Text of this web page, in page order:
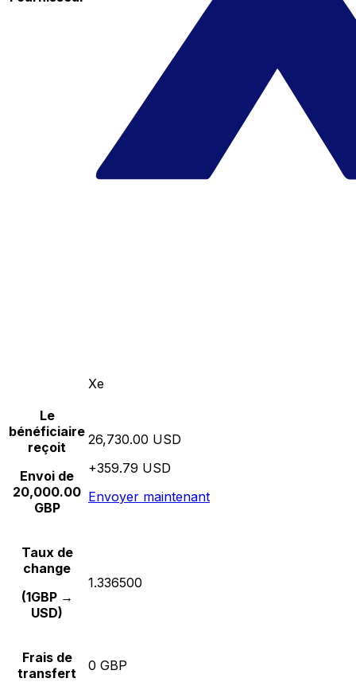
Xe
Le
bénéficiaire
reçoit
Envoi de
20,000.00
GBP
26,730.00 USD
+359.79 USD
Envoyer maintenant
Taux de
change
(1GBP →
USD)
1.336500
Frais de
transfert
0 GBP